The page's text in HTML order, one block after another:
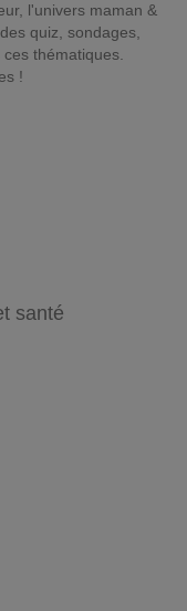
l'univers maman &
quiz, sondages,
thématiques.
!
santé